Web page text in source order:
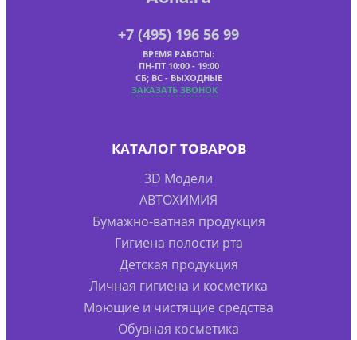
+7 (495) 196 56 99
ВРЕМЯ РАБОТЫ:
ПН-ПТ 10:00 - 19:00
СБ; ВС - ВЫХОДНЫЕ
ЗАКАЗАТЬ ЗВОНОК
КАТАЛОГ ТОВАРОВ
3D Модели
АВТОХИМИЯ
Бумажно-ватная продукция
Гигиена полости рта
Детская продукция
Личная гигиена и косметика
Моющие и чистящие средства
Обувная косметика